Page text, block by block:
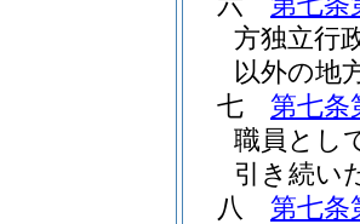
方独立行
以外の地
七
第七条
職員とし
引き続い
八
第七条